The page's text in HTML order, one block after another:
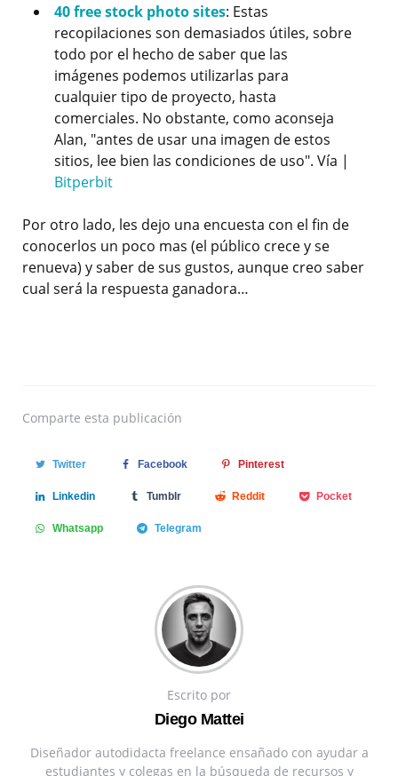
40 free stock photo sites: Estas
recopilaciones son demasiados útiles, sobre
todo por el hecho de saber que las
imágenes podemos utilizarlas para
cualquier tipo de proyecto, hasta
comerciales. No obstante, como aconseja
Alan, "antes de usar una imagen de estos
sitios, lee bien las condiciones de uso". Vía |
Bitperbit
Por otro lado, les dejo una encuesta con el fin de
conocerlos un poco mas (el público crece y se
renueva) y saber de sus gustos, aunque creo saber
cual será la respuesta ganadora…
Comparte esta publicación
Twitter Facebook Pinterest
Linkedin Tumblr Reddit Pocket
Whatsapp Telegram
Escrito por
Diego Mattei
Diseñador autodidacta freelance ensañado con ayudar a
estudiantes y colegas en la búsqueda de recursos y